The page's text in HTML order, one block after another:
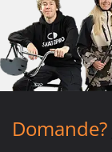
Domande?